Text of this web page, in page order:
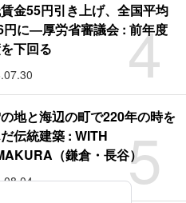
4
金55円引き上げ、全国平均
円に―厚労省審議会 : 前年度
下回る
5
地と海辺の町で220年の時を
伝統建築 : WITH
（鎌倉・長谷）